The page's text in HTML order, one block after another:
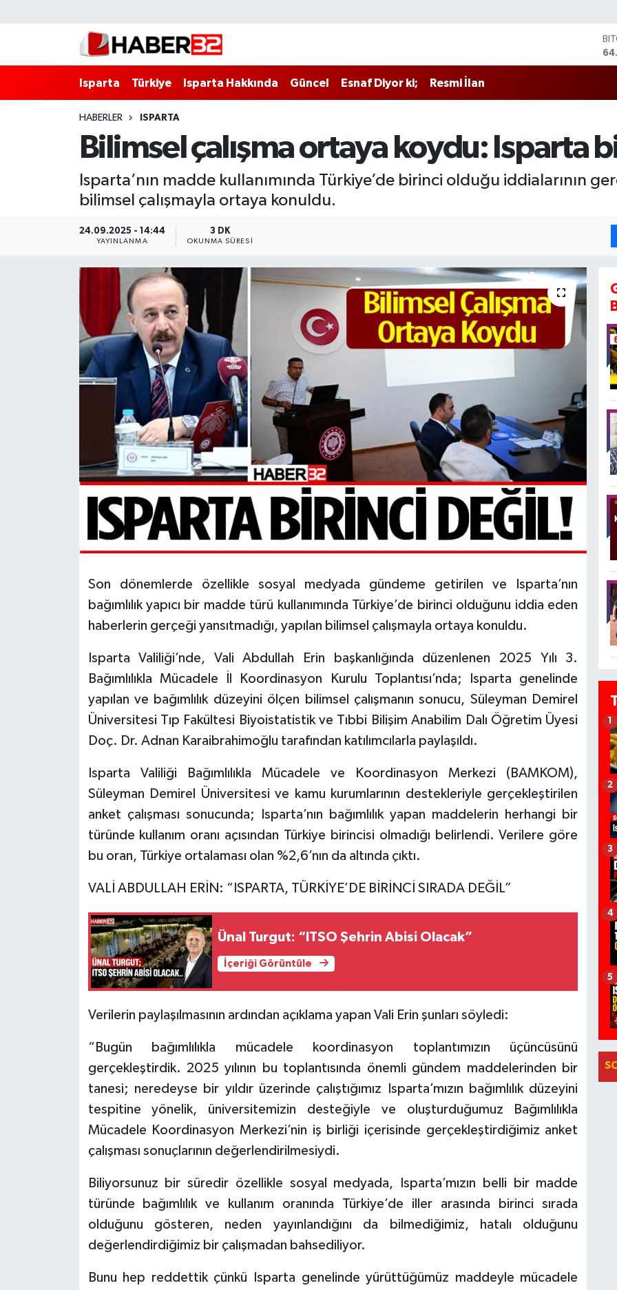
Isparta Türkiye Isparta Hakkında Güncel Esnaf Diyor ki; Resmi İlan
HABERLER ISPARTA
Bilimsel çalışma ortaya koydu: Isparta
Isparta’nın madde kullanımında Türkiye’de birinci olduğu iddialarının
bilimsel çalışmayla ortaya konuldu.
24.09.2025 - 14:44
YAYINLANMA
3 DK
OKUNMA SÜRESI
Son dönemlerde özellikle sosyal medyada gündeme getirilen ve Isparta’nın
bağımlılık yapıcı bir madde türü kullanımında Türkiye’de birinci olduğunu iddia eden
haberlerin gerçeği yansıtmadığı, yapılan bilimsel çalışmayla ortaya konuldu.
Isparta Valiliği’nde, Vali Abdullah Erin başkanlığında düzenlenen 2025 Yılı 3.
Bağımlılıkla Mücadele İl Koordinasyon Kurulu Toplantısı’nda; Isparta genelinde
yapılan ve bağımlılık düzeyini ölçen bilimsel çalışmanın sonucu, Süleyman Demirel
Üniversitesi Tıp Fakültesi Biyoistatistik ve Tıbbi Bilişim Anabilim Dalı Öğretim Üyesi
Doç. Dr. Adnan Karaibrahimoğlu tarafından katılımcılarla paylaşıldı.
Isparta Valiliği Bağımlılıkla Mücadele ve Koordinasyon Merkezi (BAMKOM),
Süleyman Demirel Üniversitesi ve kamu kurumlarının destekleriyle gerçekleştirilen
anket çalışması sonucunda; Isparta’nın bağımlılık yapan maddelerin herhangi bir
türünde kullanım oranı açısından Türkiye birincisi olmadığı belirlendi. Verilere göre
bu oran, Türkiye ortalaması olan %2,6’nın da altında çıktı.
VALİ ABDULLAH ERİN: “ISPARTA, TÜRKİYE’DE BİRİNCİ SIRADA DEĞİL”
Ünal Turgut: “ITSO Şehrin Abisi Olacak”
İçeriği Görüntüle
Verilerin paylaşılmasının ardından açıklama yapan Vali Erin şunları söyledi:
“Bugün bağımlılıkla mücadele koordinasyon toplantımızın üçüncüsünü
gerçekleştirdik. 2025 yılının bu toplantısında önemli gündem maddelerinden bir
tanesi; neredeyse bir yıldır üzerinde çalıştığımız Isparta’mızın bağımlılık düzeyini
tespitine yönelik, üniversitemizin desteğiyle ve oluşturduğumuz Bağımlılıkla
Mücadele Koordinasyon Merkezi’nin iş birliği içerisinde gerçekleştirdiğimiz anket
çalışması sonuçlarının değerlendirilmesiydi.
Biliyorsunuz bir süredir özellikle sosyal medyada, Isparta’mızın belli bir madde
türünde bağımlılık ve kullanım oranında Türkiye’de iller arasında birinci sırada
olduğunu gösteren, neden yayınlandığını da bilmediğimiz, hatalı olduğunu
değerlendirdiğimiz bir çalışmadan bahsediliyor.
Bunu hep reddettik çünkü Isparta genelinde yürüttüğümüz maddeyle mücadele
1
2
3
4
5
Isparta Hakkında
Esnaf Diyor ki;
BİLİM VE TEKNOLOJİ
EĞİTİM
HABERDE İNSAN
RESMİ İLANLAR
Isparta Nöbetçi Eczaneler
Isparta Hava Durumu
Isparta Trafik Yoğunluk Haritası
Süper Lig Puan Durumu ve Fikstür
Tüm Manşetler
Son Dakika Haberleri